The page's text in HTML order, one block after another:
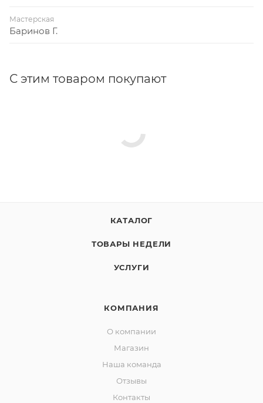
Мастерская
Баринов Г.
С этим товаром покупают
КАТАЛОГ
ТОВАРЫ НЕДЕЛИ
УСЛУГИ
КОМПАНИЯ
О компании
Магазин
Наша команда
Отзывы
Контакты